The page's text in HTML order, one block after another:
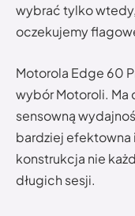
wybrać tylko
oczekujemy
Motorola Edge 60
wybór Motoroli. Ma
sensowną
bardziej efektowna
konstrukcja nie
długich sesji.